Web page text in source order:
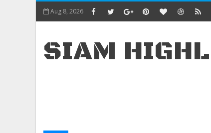
Aug 8, 2026
SIAM